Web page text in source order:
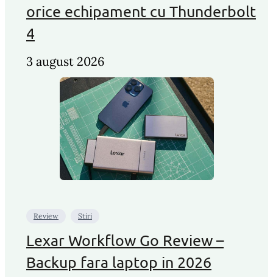
orice echipament cu Thunderbolt
4
3 august 2026
Review Stiri
Lexar Workflow Go Review –
Backup fara laptop in 2026